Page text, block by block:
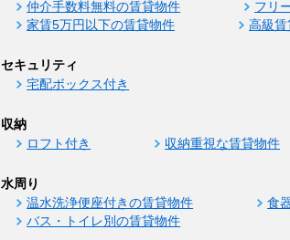
仲介手数料無料の賃貸物件 フリ
家賃5万円以下の賃貸物件
高級
セキュリティ
宅配ボックス付き
収納
ロフト付き 収納重視な賃貸物件
水周り
温水洗浄便座付きの賃貸物件 食
バス・トイレ別の賃貸物件